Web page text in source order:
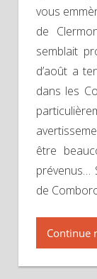
vous
de
semblait
d’août a
dans les
être
prévenus…
de
Continue